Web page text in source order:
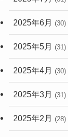
2025年6月 (30)
2025年5月 (31)
2025年4月 (30)
2025年3月 (31)
2025年2月 (28)